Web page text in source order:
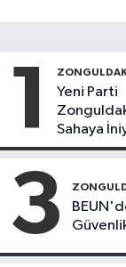
1
Yeni Parti
Sahaya
İlçede
Başladı
3